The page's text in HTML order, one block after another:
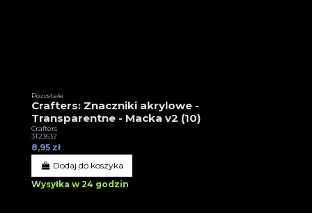
Pozostałe
Crafters: Znaczniki akrylowe -
Transparentne - Macka v2 (10)
Crafters
3T23632
8,95 zł
Dodaj do koszyka
Wysyłka w 24 godzin